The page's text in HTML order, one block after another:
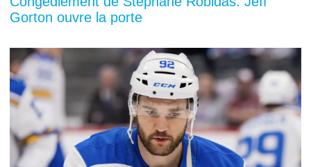
Gorton ouvre la porte